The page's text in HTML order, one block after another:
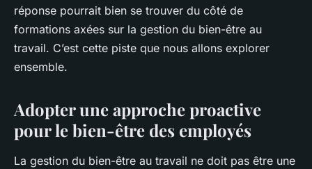
réponse pourrait bien se trouver du côté de
formations axées sur la gestion du bien-être au
travail. C’est cette piste que nous allons explorer
ensemble.
Adopter une approche proactive
pour le bien-être des employés
La gestion du bien-être au travail ne doit pas être une